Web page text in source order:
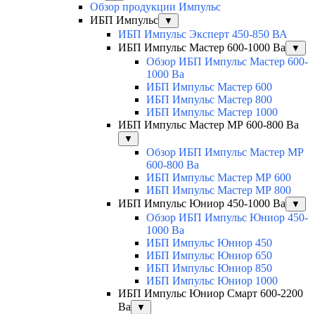
Обзор продукции Импульс
ИБП Импульс
▼
ИБП Импульс Эксперт 450-850 ВА
ИБП Импульс Мастер 600-1000 Ва
▼
Обзор ИБП Импульс Мастер 600-
1000 Ва
ИБП Импульс Мастер 600
ИБП Импульс Мастер 800
ИБП Импульс Мастер 1000
ИБП Импульс Мастер МР 600-800 Ва
▼
Обзор ИБП Импульс Мастер МР
600-800 Ва
ИБП Импульс Мастер МР 600
ИБП Импульс Мастер МР 800
ИБП Импульс Юниор 450-1000 Ва
▼
Обзор ИБП Импульс Юниор 450-
1000 Ва
ИБП Импульс Юниор 450
ИБП Импульс Юниор 650
ИБП Импульс Юниор 850
ИБП Импульс Юниор 1000
ИБП Импульс Юниор Смарт 600-2200
Ва
▼